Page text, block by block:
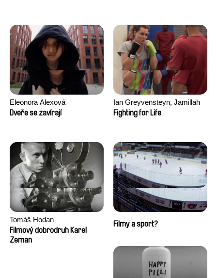
Eleonora Alexová
Dveře se zavírají
Ian Greyvensteyn, Jamillah
van der Hulst
Fighting for Life
Tomáš Hodan
Filmový dobrodruh Karel
Zeman
Filmy a sport?